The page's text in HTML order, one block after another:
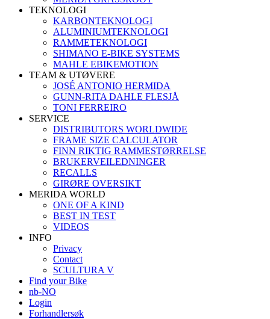
TEKNOLOGI
KARBONTEKNOLOGI
ALUMINIUMTEKNOLOGI
RAMMETEKNOLOGI
SHIMANO E-BIKE SYSTEMS
MAHLE EBIKEMOTION
TEAM & UTØVERE
JOSÉ ANTONIO HERMIDA
GUNN-RITA DAHLE FLESJÅ
TONI FERREIRO
SERVICE
DISTRIBUTORS WORLDWIDE
FRAME SIZE CALCULATOR
FINN RIKTIG RAMMESTØRRELSE
BRUKERVEILEDNINGER
RECALLS
GIRØRE OVERSIKT
MERIDA WORLD
ONE OF A KIND
BEST IN TEST
VIDEOS
INFO
Privacy
Contact
SCULTURA V
Find your Bike
nb-NO
Login
Forhandlersøk